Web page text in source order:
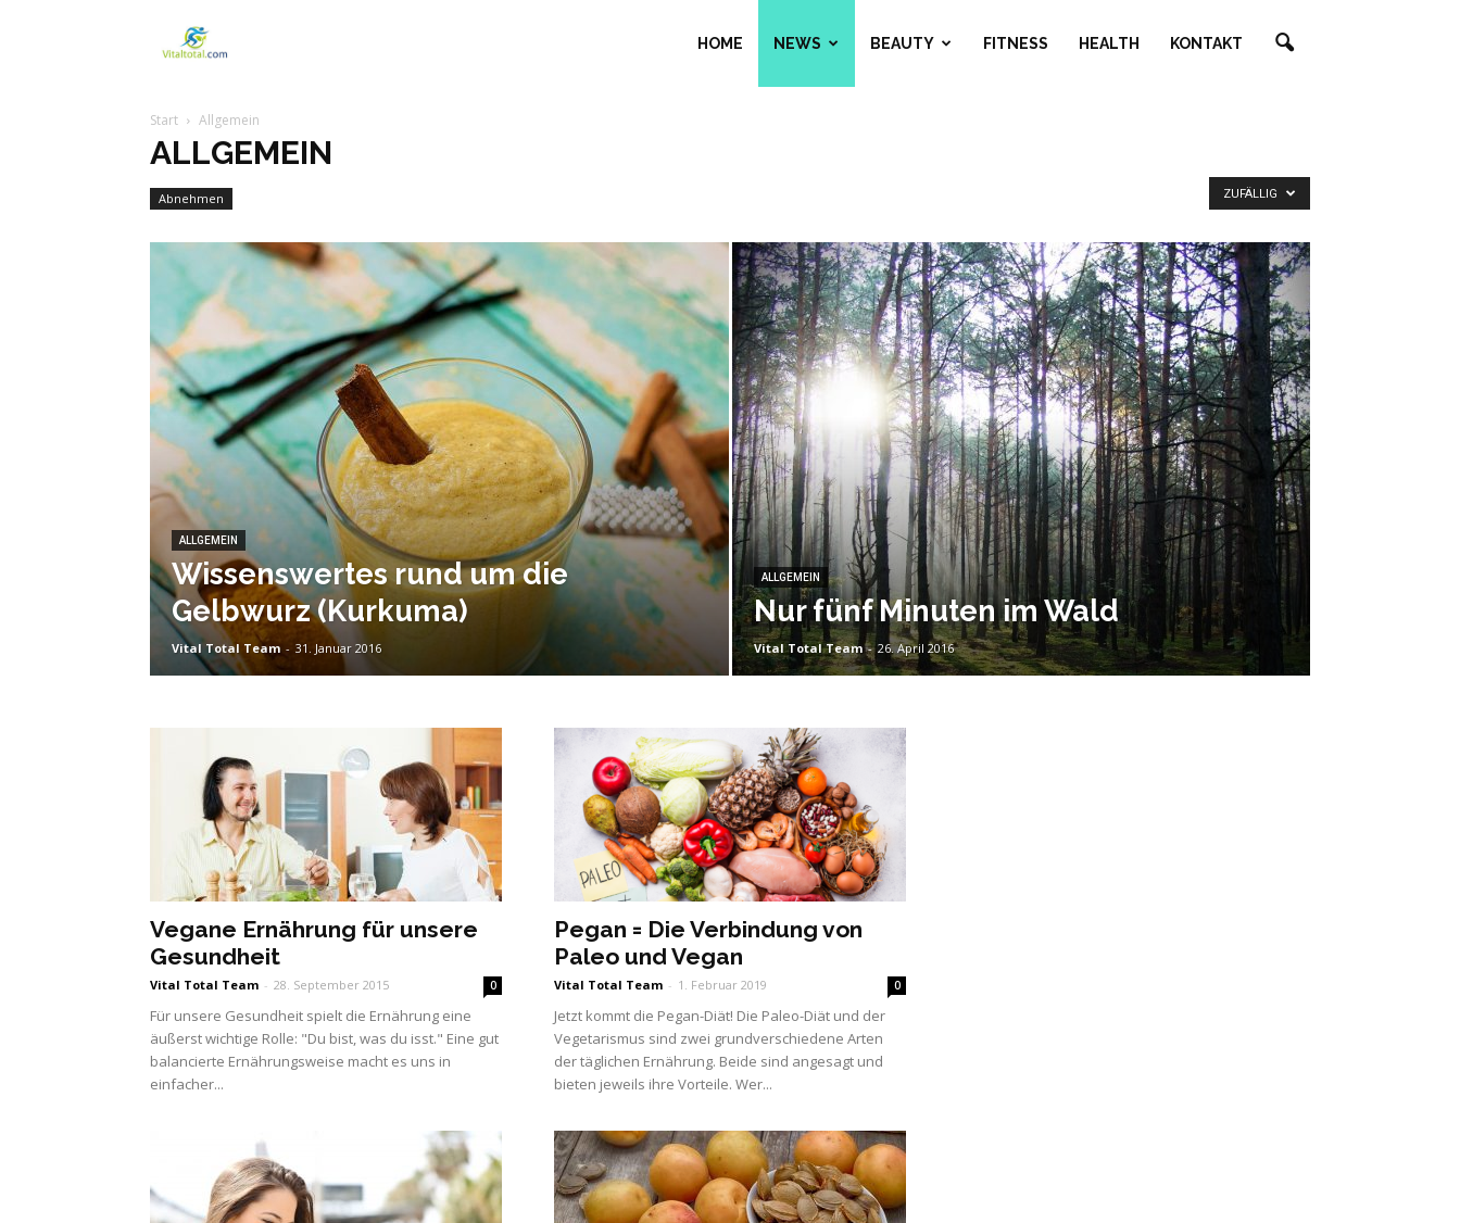
HOME NEWS BEAUTY FITNESS HEALTH KONTAKT
Start Allgemein
ALLGEMEIN
Abnehmen ZUFÄLLIG
ALLGEMEIN
Wissenswertes rund um die
Gelbwurz (Kurkuma)
Vital Total Team - 31. Januar 2016
ALLGEMEIN
Nur fünf Minuten im Wald
Vital Total Team - 26. April 2016
Vegane Ernährung für unsere
Gesundheit
Vital Total Team - 28. September 2015 0
Für unsere Gesundheit spielt die Ernährung eine
äußerst wichtige Rolle: "Du bist, was du isst." Eine gut
balancierte Ernährungsweise macht es uns in
einfacher...
Pegan = Die Verbindung von
Paleo und Vegan
Vital Total Team - 1. Februar 2019 0
Jetzt kommt die Pegan-Diät! Die Paleo-Diät und der
Vegetarismus sind zwei grundverschiedene Arten
der täglichen Ernährung. Beide sind angesagt und
bieten jeweils ihre Vorteile. Wer...